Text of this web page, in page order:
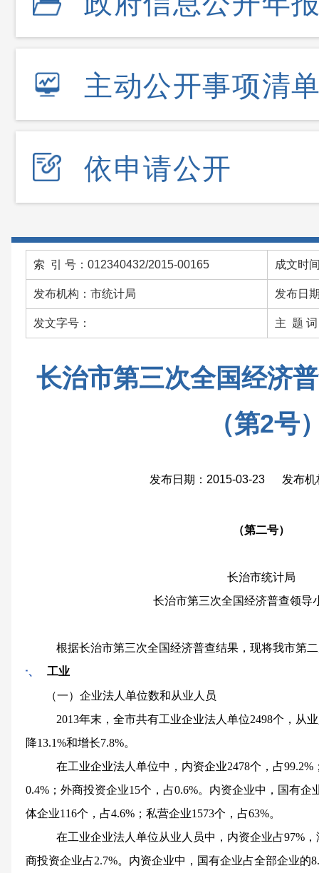
主动公开事项清
依申请公开
索 引 号：012340432/2015-00165 成文时
发布机构：市统计局 发布日
发文字号： 主 题 词
长治市第三次全国经济
（第2号
发布日期：2015-03-23 发布机
（第二号）
长治市统计局
长治市第三次全国经济普查领导
根据长治市第三次全国经济普查结果，现将我市第
一、
工业
（一）企业法人单位数和从业人员
2013年末，全市共有工业企业法人单位2498个，从
降13.1%和增长7.8%。
在工业企业法人单位中，内资企业2478个，占99.2%
0.4% ；外商投资企业15个，占0.6%。内资企业中，国有企
体企业116个，占4.6% ；私营企业1573个，占63%。
在工业企业法人单位从业人员中，内资企业占97%，
商投资企业占2.7%。内资企业中，国有企业占全部企业的